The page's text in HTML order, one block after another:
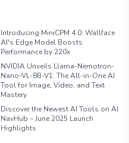
Introducing MiniCPM 4.0: Wallface
AI's Edge Model Boosts
Performance by 220x
NVIDIA Unveils Llama-Nemotron-
Nano-VL-8B-V1: The All-in-One AI
Tool for Image, Video, and Text
Mastery
Discover the Newest AI Tools on AI
NavHub – June 2025 Launch
Highlights